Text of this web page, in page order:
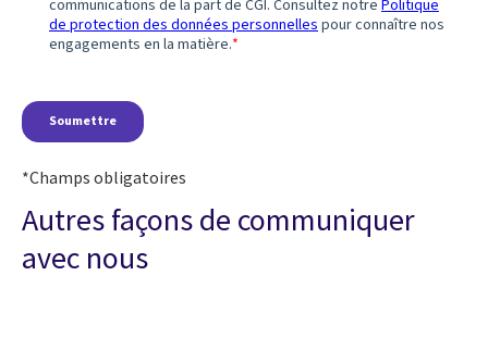
*Champs obligatoires
Autres façons de communiquer
avec nous